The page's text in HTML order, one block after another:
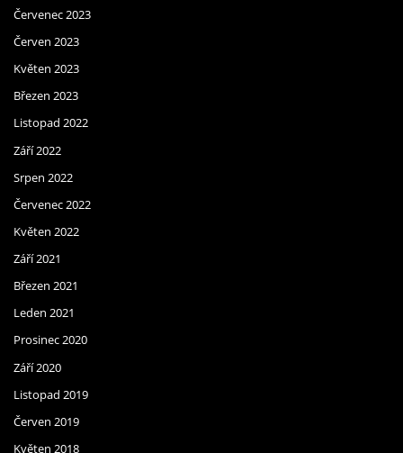
Červenec 2023
Červen 2023
Květen 2023
Březen 2023
Listopad 2022
Září 2022
Srpen 2022
Červenec 2022
Květen 2022
Září 2021
Březen 2021
Leden 2021
Prosinec 2020
Září 2020
Listopad 2019
Červen 2019
Květen 2018